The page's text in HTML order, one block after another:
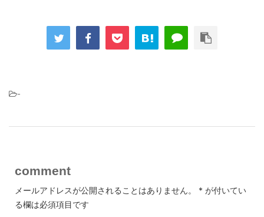
-
comment
メールアドレスが公開されることはありません。 * が付いてい
る欄は必須項目です